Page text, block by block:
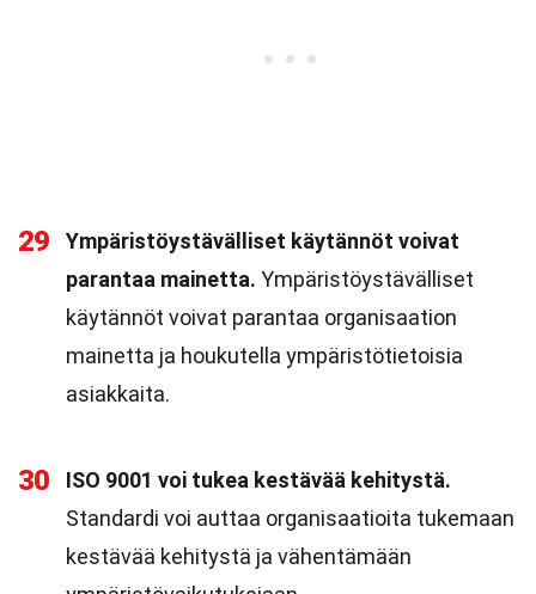
29
Ympäristöystävälliset käytännöt voivat
parantaa mainetta. Ympäristöystävälliset
käytännöt voivat parantaa organisaation
mainetta ja houkutella ympäristötietoisia
asiakkaita.
30
ISO 9001 voi tukea kestävää kehitystä.
Standardi voi auttaa organisaatioita tukemaan
kestävää kehitystä ja vähentämään